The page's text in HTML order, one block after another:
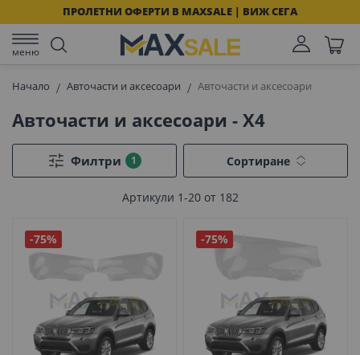
ПРОЛЕТНИ ОФЕРТИ В MAXSALE | ВИЖ СЕГА
меню
Начало Авточасти и аксесоари Авточасти и аксесоари
Авточасти и аксесоари - X4
Филтри
Артикули 1-20от 182
Сортиране
-75% -75%